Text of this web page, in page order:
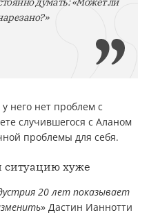
него нет проблем с
случившегося с Аланом
проблемы для себя.
ситуацию хуже
20 лет показывает
» Дастин Ианнотти